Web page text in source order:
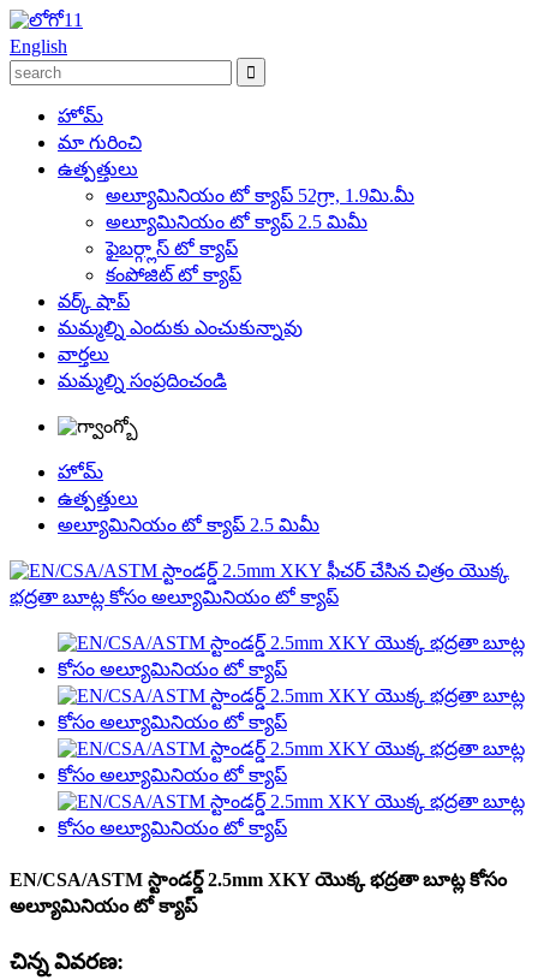
English
హోమ్
మా గురించి
ఉత్పత్తులు
అల్యూమినియం టో క్యాప్ 52గ్రా, 1.9మి.మీ
అల్యూమినియం టో క్యాప్ 2.5 మిమీ
ఫైబర్గ్లాస్ టో క్యాప్
కంపోజిట్ టో క్యాప్
వర్క్ షాప్
మమ్మల్ని ఎందుకు ఎంచుకున్నావు
వార్తలు
మమ్మల్ని సంప్రదించండి
హోమ్
ఉత్పత్తులు
అల్యూమినియం టో క్యాప్ 2.5 మిమీ
EN/CSA/ASTM స్టాండర్డ్ 2.5mm XKY యొక్క భద్రతా బూట్ల కోసం
అల్యూమినియం టో క్యాప్
చిన్న వివరణ: